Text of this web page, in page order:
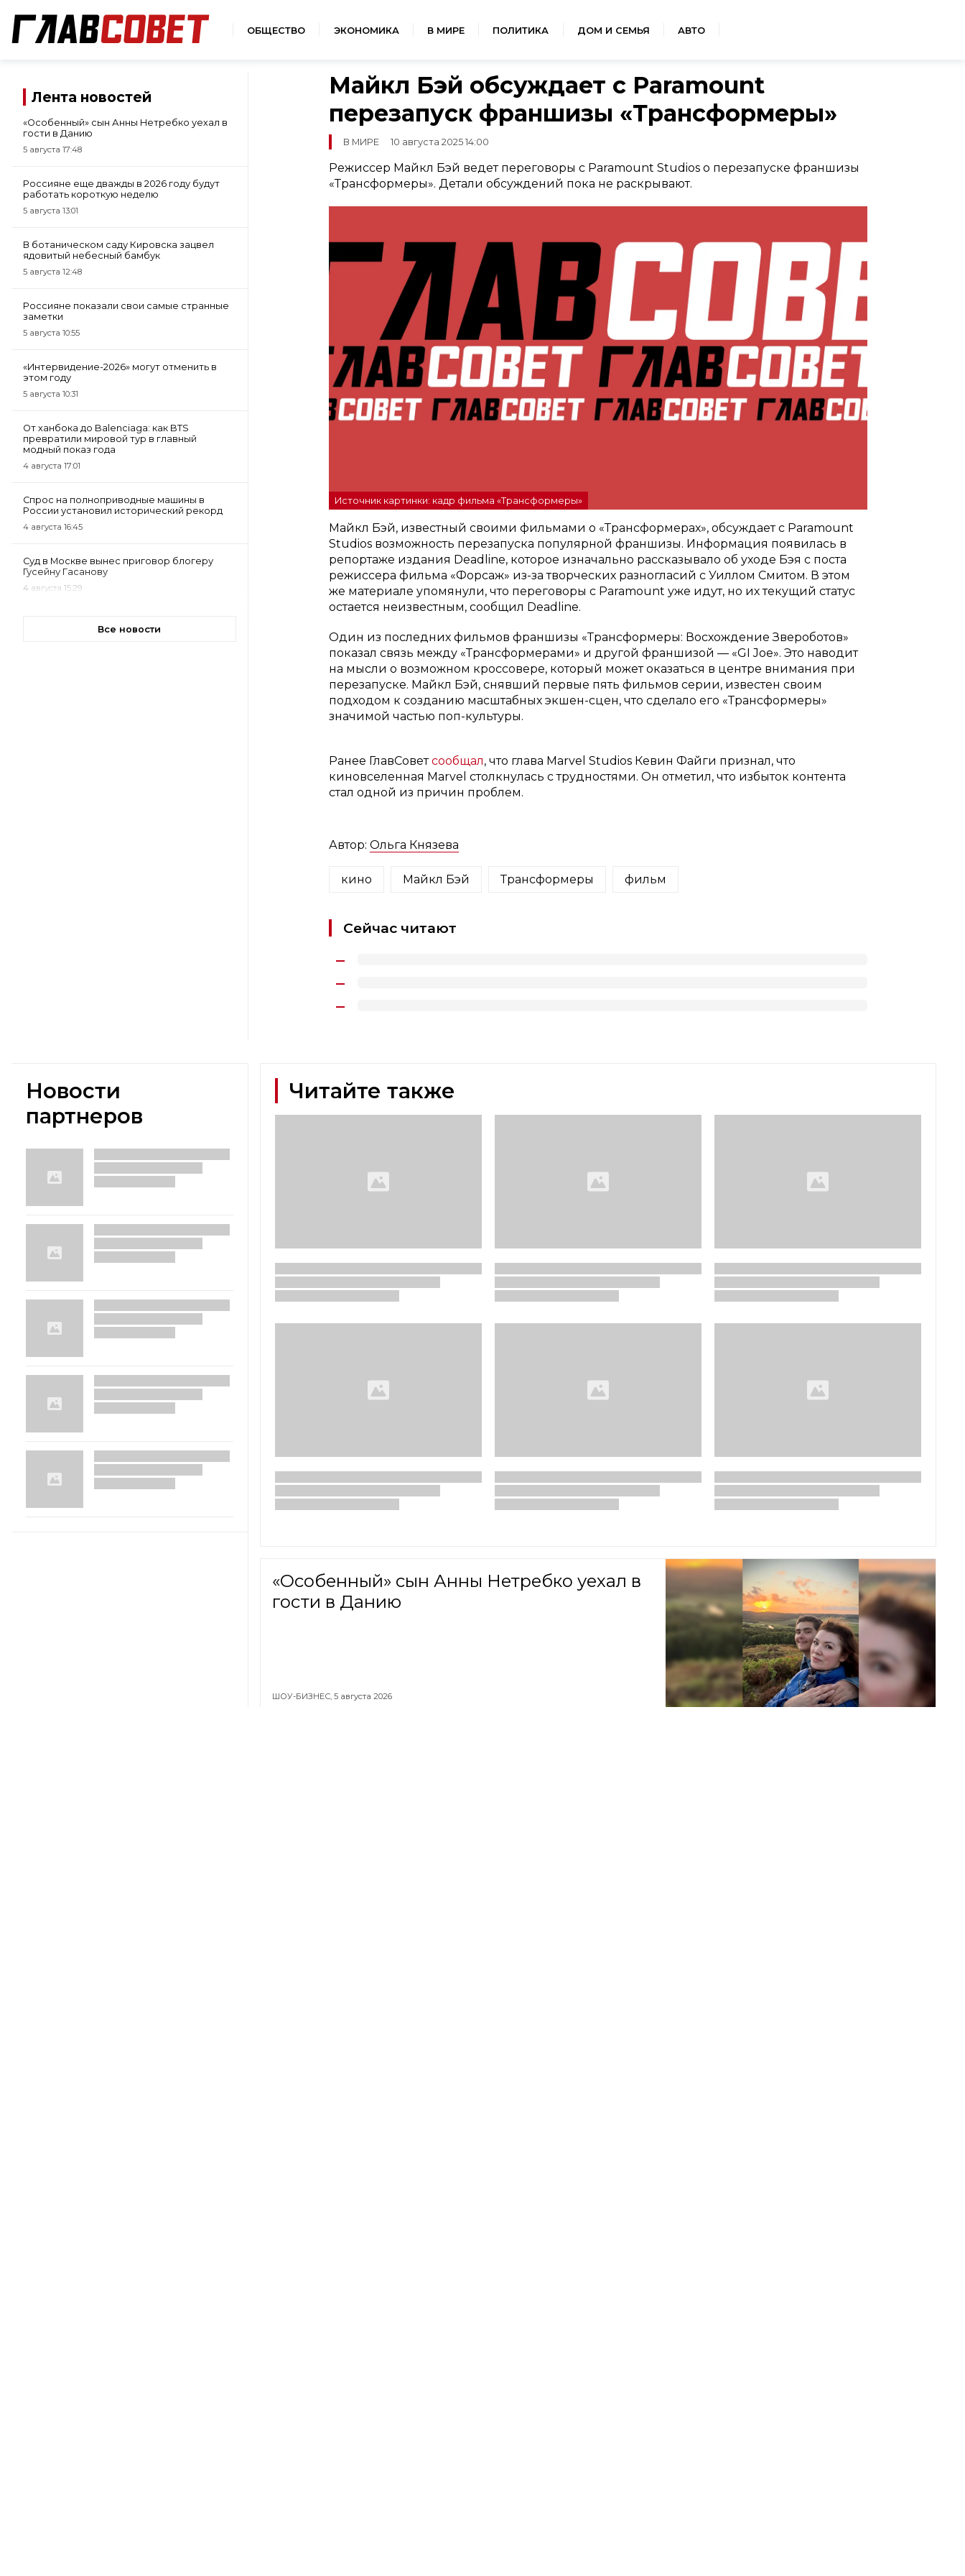
ОБЩЕСТВО ЭКОНОМИКА В МИРЕ ПОЛИТИКА ДОМ И СЕМЬЯ АВТО
Лента новостей
«Особенный» сын Анны Нетребко уехал в
гости в Данию
5 августа 17:48
Россияне еще дважды в 2026 году будут
работать короткую неделю
5 августа 13:01
В ботаническом саду Кировска зацвел
ядовитый небесный бамбук
5 августа 12:48
Россияне показали свои самые странные
заметки
5 августа 10:55
«Интервидение-2026» могут отменить в
этом году
5 августа 10:31
От ханбока до Balenciaga: как BTS
превратили мировой тур в главный
модный показ года
4 августа 17:01
Спрос на полноприводные машины в
России установил исторический рекорд
4 августа 16:45
Суд в Москве вынес приговор блогеру
Гусейну Гасанову
4 августа 15:29
Все новости
Майкл Бэй обсуждает с Paramount
перезапуск франшизы «Трансформеры»
В МИРЕ 10 августа 2025 14:00
Режиссер Майкл Бэй ведет переговоры с Paramount Studios о перезапуске франшизы
«Трансформеры». Детали обсуждений пока не раскрывают.
Источник картинки: кадр фильма «Трансформеры»
Майкл Бэй, известный своими фильмами о «Трансформерах», обсуждает с Paramount
Studios возможность перезапуска популярной франшизы. Информация появилась в
репортаже издания Deadline, которое изначально рассказывало об уходе Бэя с поста
режиссера фильма «Форсаж» из-за творческих разногласий с Уиллом Смитом. В этом
же материале упомянули, что переговоры с Paramount уже идут, но их текущий статус
остается неизвестным, сообщил Deadline.
Один из последних фильмов франшизы «Трансформеры: Восхождение Звероботов»
показал связь между «Трансформерами» и другой франшизой — «GI Joe». Это наводит
на мысли о возможном кроссовере, который может оказаться в центре внимания при
перезапуске. Майкл Бэй, снявший первые пять фильмов серии, известен своим
подходом к созданию масштабных экшен-сцен, что сделало его «Трансформеры»
значимой частью поп-культуры.
Ранее ГлавСоветсообщал, что глава Marvel Studios Кевин Файги признал, что
киновселенная Marvel столкнулась с трудностями. Он отметил, что избыток контента
стал одной из причин проблем.
Автор: Ольга Князева
кино Майкл Бэй Трансформеры фильм
Сейчас читают
Новости
партнеров
Читайте также
«Особенный» сын Анны Нетребко уехал в
гости в Данию
ШОУ-БИЗНЕС, 5 августа 2026